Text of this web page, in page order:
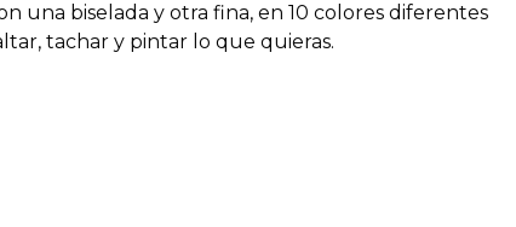
una biselada y otra fina, en 10 colores diferentes
tachar y pintar lo que quieras.